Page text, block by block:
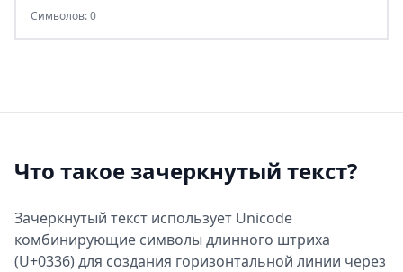
Символов: 0
Что такое зачеркнутый текст?
Зачеркнутый текст использует Unicode
комбинирующие символы длинного штриха
(U+0336) для создания горизонтальной линии через